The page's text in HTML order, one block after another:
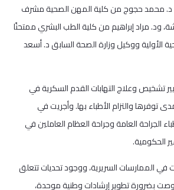
د. محمد حجوج من كلية المهن الصحية مشرف
ود. مراد إبراهیم من کلية الطب البشري ممتحنًا
الأولية ووكيل وزارة الصحة السابق د. أسعد
تشخيص وعلاج التهابات القدم السكرية في
توفرها والتزام الأطباء بها. وأجريت في
الجراحة العامة وجراحة العظام العاملين في
الحكومية.
الممارسات السريرية، ووجود تحديات تتعلق
بضرورة تطوير إرشادات وطنية موحدة،